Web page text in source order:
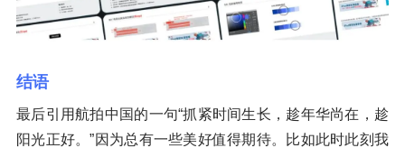
结语
最后引用航拍中国的一句“抓紧时间生长，趁年华尚在，趁
阳光正好。”因为总有一些美好值得期待。比如此时此刻我